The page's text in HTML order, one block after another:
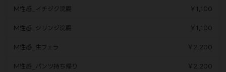
M性感_イチジク浣腸 ￥1,100
M性感_シリンジ浣腸 ￥1,100
M性感_生フェラ ￥2,200
M性感_パンツ持ち帰り ￥2,200